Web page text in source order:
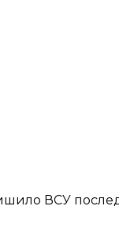
ВСУ